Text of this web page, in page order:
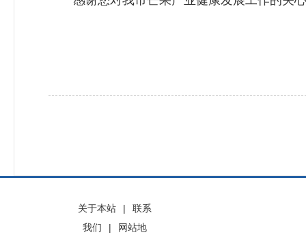
关于本站 |
联系
我们
|
网站地